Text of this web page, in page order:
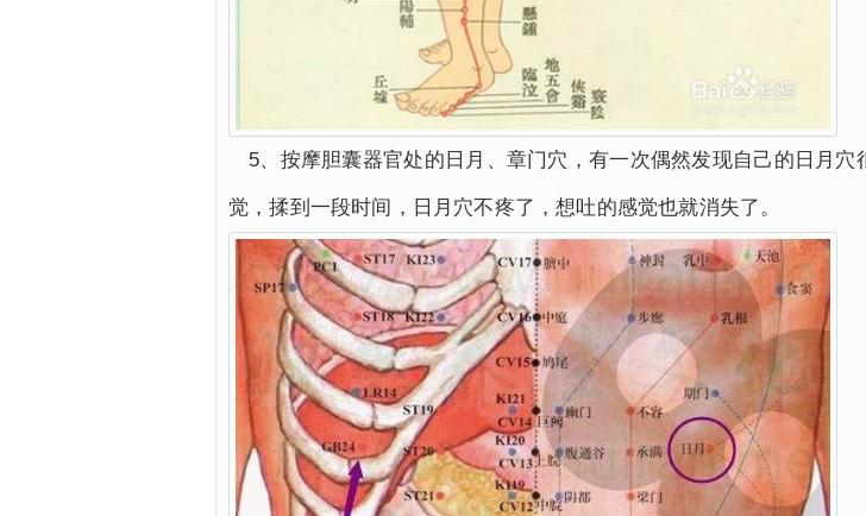
5、按摩胆囊器官处的日月、章门穴，有一次偶然发现自己的日月
觉，揉到一段时间，日月穴不疼了，想吐的感觉也就消失了。